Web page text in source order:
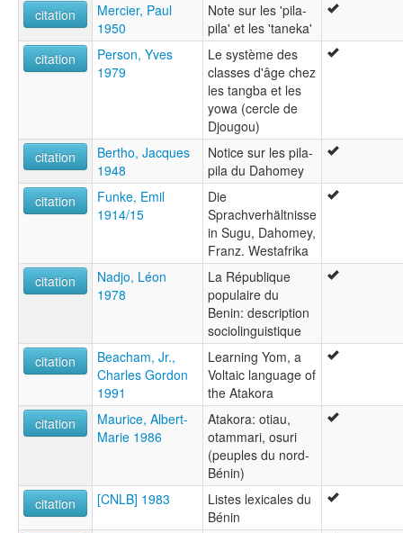
citation
Mercier, Paul
1950
Note sur les 'pila-
pila' et les 'taneka'
citation
Person, Yves
1979
Le système des
classes d'âge chez
les tangba et les
yowa (cercle de
Djougou)
citation
Bertho, Jacques
1948
Notice sur les pila-
pila du Dahomey
citation
Funke, Emil
1914/15
Die
Sprachverhältnisse
in Sugu, Dahomey,
Franz. Westafrika
citation
Nadjo, Léon
1978
La République
populaire du
Benin: description
sociolinguistique
citation
Beacham, Jr.,
Charles Gordon
1991
Learning Yom, a
Voltaic language of
the Atakora
citation
Maurice, Albert-
Marie 1986
Atakora: otiau,
otammari, osuri
(peuples du nord-
Bénin)
citation
[CNLB] 1983
Listes lexicales du
Bénin